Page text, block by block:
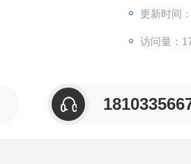
更新时间
访问量：